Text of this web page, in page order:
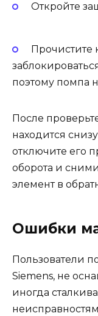
Откройте
Прочистите
поэтому помпа
После
находится
отключите его
оборота и
элемент в
Ошибки
Пользователи
Siemens, не
иногда